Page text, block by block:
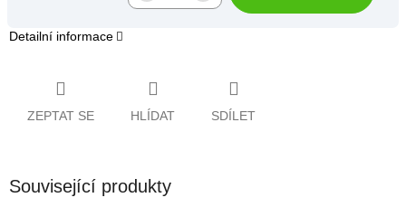
Detailní informace
ZEPTAT SE HLÍDAT SDÍLET
Související produkty